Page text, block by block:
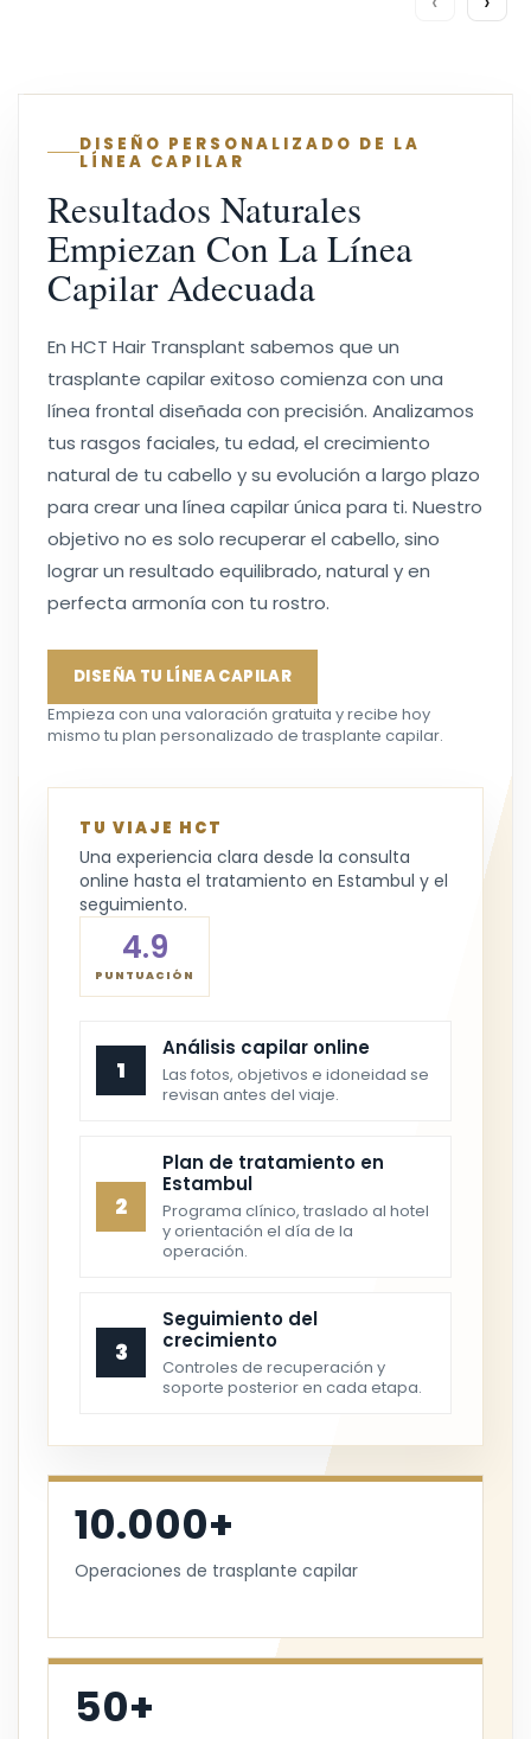
DISEÑO PERSONALIZADO DE LA
LÍNEA CAPILAR
Resultados Naturales
Empiezan Con La Línea
Capilar Adecuada
En HCT Hair Transplant sabemos que un
trasplante capilar exitoso comienza con una
línea frontal diseñada con precisión. Analizamos
tus rasgos faciales, tu edad, el crecimiento
natural de tu cabello y su evolución a largo plazo
para crear una línea capilar única para ti. Nuestro
objetivo no es solo recuperar el cabello, sino
lograr un resultado equilibrado, natural y en
perfecta armonía con tu rostro.
DISEÑA TU LÍNEA CAPILAR
Empieza con una valoración gratuita y recibe hoy
mismo tu plan personalizado de trasplante capilar.
TU VIAJE HCT
Una experiencia clara desde la consulta
online hasta el tratamiento en Estambul y el
seguimiento.
4.9
PUNTUACIÓN
1
Análisis capilar online
Las fotos, objetivos e idoneidad se
revisan antes del viaje.
2
Plan de tratamiento en
Estambul
Programa clínico, traslado al hotel
y orientación el día de la
operación.
3
Seguimiento del
crecimiento
Controles de recuperación y
soporte posterior en cada etapa.
10.000+
Operaciones de trasplante capilar
50+